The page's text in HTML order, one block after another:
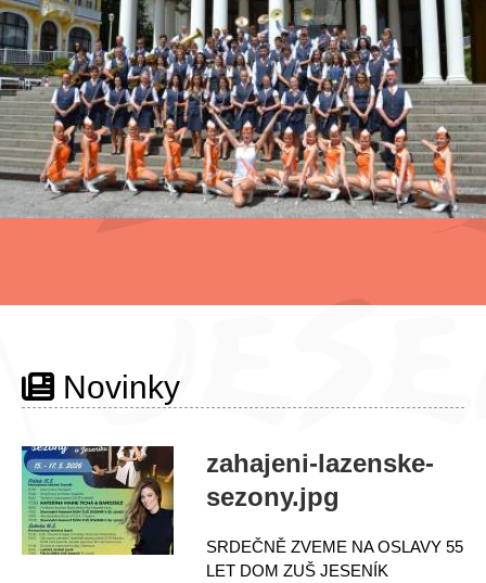
Novinky
zahajeni-lazenske-
sezony.jpg
SRDEČNĚ ZVEME NA OSLAVY 55
LET DOM ZUŠ JESENÍK